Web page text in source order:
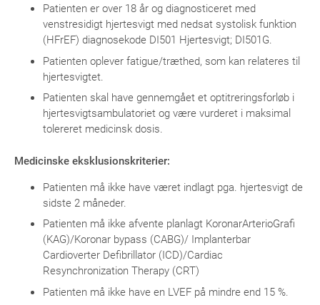
Patienten er over 18 år og diagnosticeret med
venstresidigt hjertesvigt med nedsat systolisk funktion
(HFrEF) diagnosekode DI501 Hjertesvigt; DI501G.
Patienten oplever fatigue/træthed, som kan relateres til
hjertesvigtet.
Patienten skal have gennemgået et optitreringsforløb i
hjertesvigtsambulatoriet og være vurderet i maksimal
tolereret medicinsk dosis.
Medicinske eksklusionskriterier:
Patienten må ikke have været indlagt pga. hjertesvigt de
sidste 2 måneder.
Patienten må ikke afvente planlagt KoronarArterioGrafi
(KAG)/Koronar bypass (CABG)/ Implanterbar
Cardioverter Defibrillator (ICD)/Cardiac
Resynchronization Therapy (CRT)
Patienten må ikke have en LVEF på mindre end 15 %.